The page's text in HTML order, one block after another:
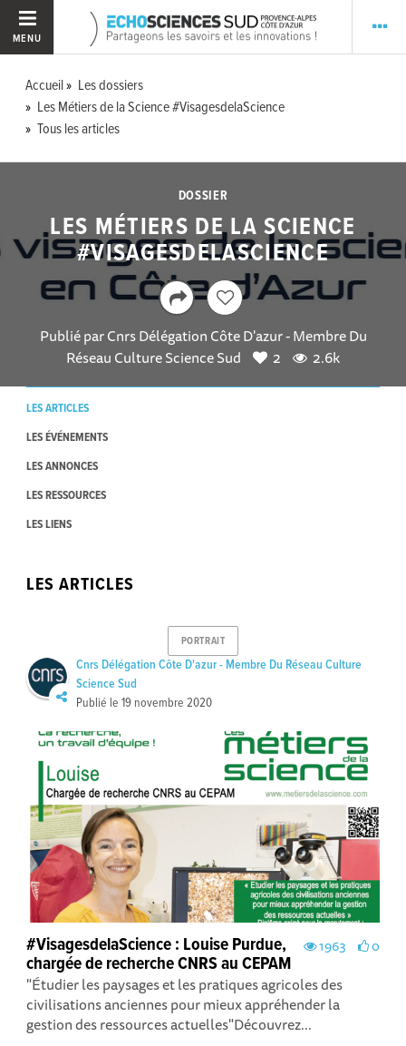
MENU
Accueil
Les dossiers
Les Métiers de la Science #VisagesdelaScience
Tous les articles
DOSSIER
LES MÉTIERS DE LA SCIENCE
#VISAGESDELASCIENCE
Publié parCnrs Délégation Côte D'azur - Membre Du
Réseau Culture Science Sud
2 2.6k
LES ARTICLES
LES ÉVÉNEMENTS
LES ANNONCES
LES RESSOURCES
LES LIENS
LES ARTICLES
PORTRAIT
Cnrs Délégation Côte D'azur - Membre Du Réseau Culture
Science Sud
Publié le 19 novembre 2020
1963 0
#VisagesdelaScience : Louise Purdue,
chargée de recherche CNRS au CEPAM
"Étudier les paysages et les pratiques agricoles des
civilisations anciennes pour mieux appréhender la
gestion des ressources actuelles"Découvrez...